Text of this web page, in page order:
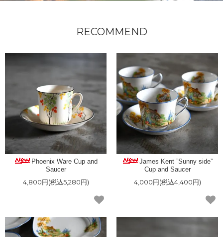
RECOMMEND
Phoenix Ware Cup and
Saucer
4,800円(税込5,280円)
James Kent ”Sunny side”
Cup and Saucer
4,000円(税込4,400円)